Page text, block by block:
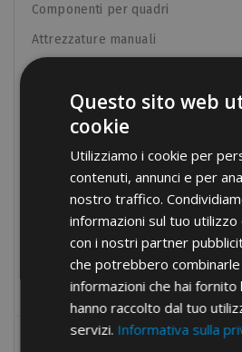
Componenti per quadri
Attrezzature manuali
Nastri isolanti
Raccordi
Fissaggi
Prodotti fuori catalogo
Attrezzature manuali
Attrezzature oleodinamiche
Questo sito web
cookie
Utilizziamo i cookie per
contenuti, annunci e per
nostro traffico.
informazioni sul tuo
con i nostri partner
che potrebbero
informazioni che hai fornito
hanno raccolto dal tuo
servizi. Informativa sulla